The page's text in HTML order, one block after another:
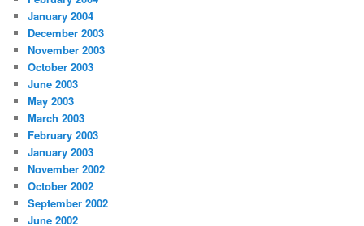
January 2004
December 2003
November 2003
October 2003
June 2003
May 2003
March 2003
February 2003
January 2003
November 2002
October 2002
September 2002
June 2002